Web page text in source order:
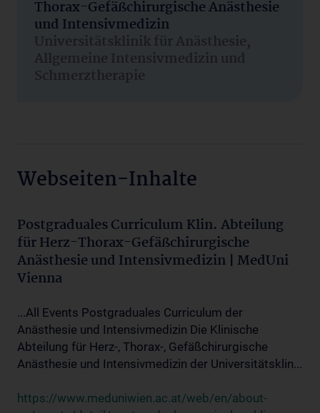
Thorax-Gefäßchirurgische Anästhesie
und Intensivmedizin
Universitätsklinik für Anästhesie,
Allgemeine Intensivmedizin und
Schmerztherapie
Webseiten-Inhalte
Postgraduales Curriculum Klin. Abteilung
für Herz-Thorax-Gefäßchirurgische
Anästhesie und Intensivmedizin | MedUni
Vienna
...All Events Postgraduales Curriculum der
Anästhesie und Intensivmedizin Die Klinische
Abteilung für Herz-, Thorax-, Gefäßchirurgische
Anästhesie und Intensivmedizin der Universitätsklin...
https://www.meduniwien.ac.at/web/en/about-